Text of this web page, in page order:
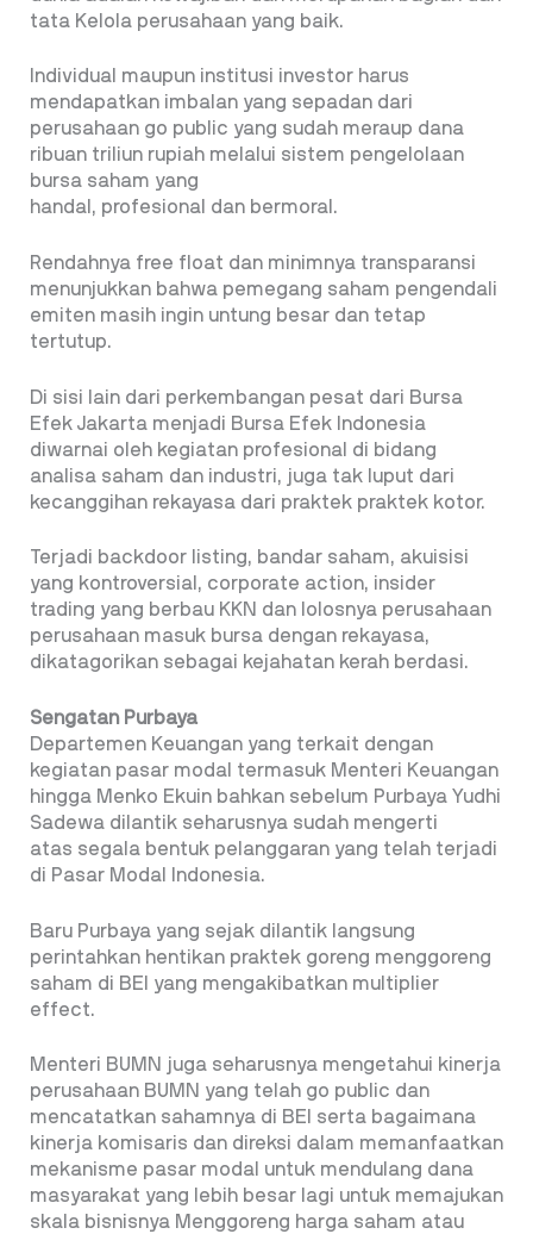
tata Kelola perusahaan yang baik.
Individual maupun institusi investor harus
mendapatkan imbalan yang sepadan dari
perusahaan go public yang sudah meraup dana
ribuan triliun rupiah melalui sistem pengelolaan
bursa saham yang
handal, profesional dan bermoral.
Rendahnya free float dan minimnya transparansi
menunjukkan bahwa pemegang saham pengendali
emiten masih ingin untung besar dan tetap
tertutup.
Di sisi lain dari perkembangan pesat dari Bursa
Efek Jakarta menjadi Bursa Efek Indonesia
diwarnai oleh kegiatan profesional di bidang
analisa saham dan industri, juga tak luput dari
kecanggihan rekayasa dari praktek praktek kotor.
Terjadi backdoor listing, bandar saham, akuisisi
yang kontroversial, corporate action, insider
trading yang berbau KKN dan lolosnya perusahaan
perusahaan masuk bursa dengan rekayasa,
dikatagorikan sebagai kejahatan kerah berdasi.
Sengatan Purbaya
Departemen Keuangan yang terkait dengan
kegiatan pasar modal termasuk Menteri Keuangan
hingga Menko Ekuin bahkan sebelum Purbaya Yudhi
Sadewa dilantik seharusnya sudah mengerti
atas segala bentuk pelanggaran yang telah terjadi
di Pasar Modal Indonesia.
Baru Purbaya yang sejak dilantik langsung
perintahkan hentikan praktek goreng menggoreng
saham di BEI yang mengakibatkan multiplier
effect.
Menteri BUMN juga seharusnya mengetahui kinerja
perusahaan BUMN yang telah go public dan
mencatatkan sahamnya di BEI serta bagaimana
kinerja komisaris dan direksi dalam memanfaatkan
mekanisme pasar modal untuk mendulang dana
masyarakat yang lebih besar lagi untuk memajukan
skala bisnisnya Menggoreng harga saham atau